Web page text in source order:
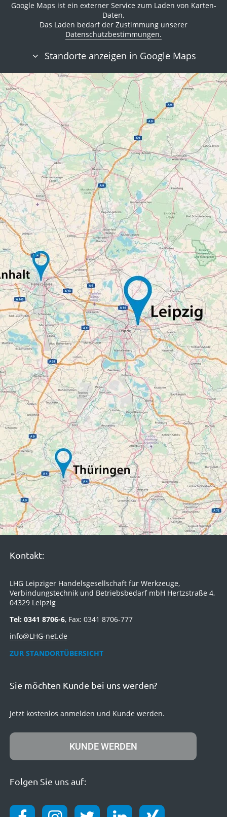
Google Maps ist ein externer Service zum Laden von Karten-
Daten.
Das Laden bedarf der Zustimmung unserer
Datenschutzbestimmungen.
Standorte anzeigen in Google Maps
Kontakt:
LHG Leipziger Handelsgesellschaft für Werkzeuge,
Verbindungstechnik und Betriebsbedarf mbH Hertzstraße 4,
04329 Leipzig
Tel: 0341 8706-6, Fax: 0341 8706-777
info@LHG-net.de
ZUR STANDORTÜBERSICHT
Sie möchten Kunde bei uns werden?
Jetzt kostenlos anmelden und Kunde werden.
KUNDE WERDEN
Folgen Sie uns auf: